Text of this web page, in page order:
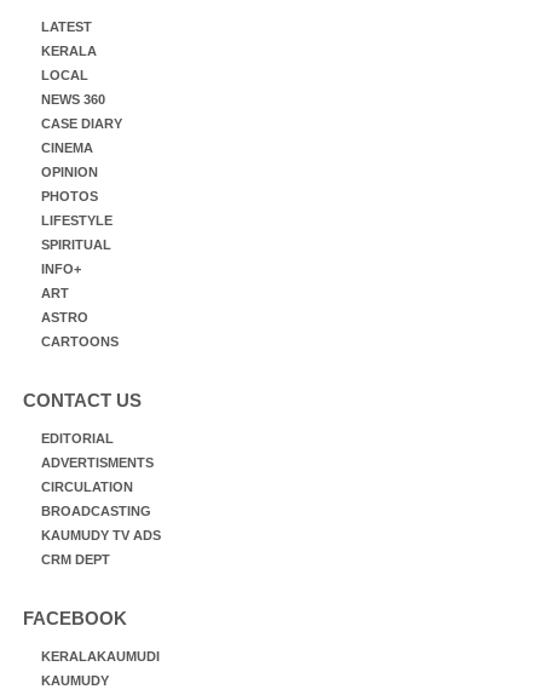
LATEST
KERALA
LOCAL
NEWS 360
CASE DIARY
CINEMA
OPINION
PHOTOS
LIFESTYLE
SPIRITUAL
INFO+
ART
ASTRO
CARTOONS
CONTACT US
EDITORIAL
ADVERTISMENTS
CIRCULATION
BROADCASTING
KAUMUDY TV ADS
CRM DEPT
FACEBOOK
KERALAKAUMUDI
KAUMUDY